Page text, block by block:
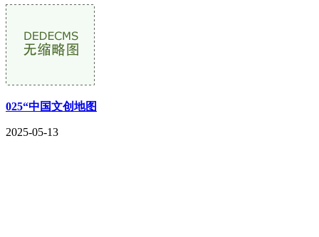
025“中国文创地图
2025-05-13